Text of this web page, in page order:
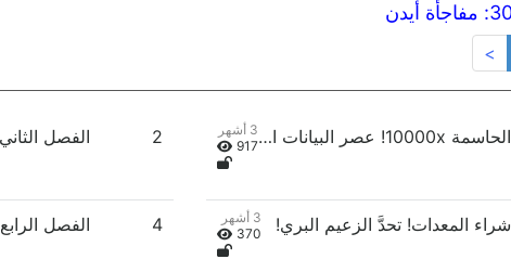
<
الفصل الأول: نظام الضربة الحاسمة 10000x! عصر البيانات العالمية!3 أشهر
917
2
المعدات! تحدَّ الزعيم البري!
3 أشهر
370
4